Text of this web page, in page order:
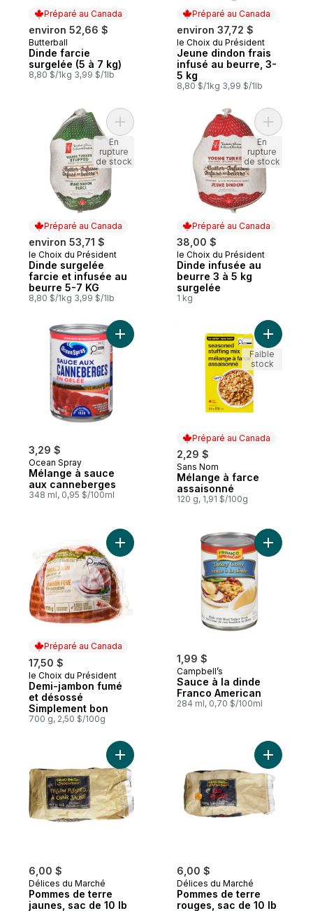
Préparé au Canada
environ 52,66 $
Préparé au Canada
Butterball
Dinde farcie
surgelée (5 à 7 kg)
8,80 $/1kg 3,99 $/1lb
Préparé au Canada
environ 37,72 $
Préparé au Canada
le Choix du Président
Jeune dindon frais
infusé au beurre, 3-
5 kg
8,80 $/1kg 3,99 $/1lb
Préparé au Canada
environ 53,71 $
Préparé au Canada
le Choix du Président
Dinde surgelée
farcie et infusée au
beurre 5-7 KG
8,80 $/1kg 3,99 $/1lb
Ajouter Dinde surgelée farcie et infusée
En
rupture
de stock
Préparé au Canada
38,00 $
Préparé au Canada
le Choix du Président
Dinde infusée au
beurre 3 à 5 kg
surgelée
1 kg
Ajouter
En
rupture
de stock
3,29 $
Ocean Spray
Mélange à sauce
aux canneberges
348 ml, 0,95 $/100ml
Ajouter Mélange à sauce aux
Préparé au Canada
2,29 $
Préparé au Canada
Sans Nom
Mélange à farce
assaisonné
120 g, 1,91 $/100g
Ajouter
Faible
stock
Préparé au Canada
17,50 $
Préparé au Canada
le Choix du Président
Demi-jambon fumé
et désossé
Simplement bon
700 g, 2,50 $/100g
Ajouter Demi-jambon fumé et désossé
1,99 $
Campbell’s
Sauce à la dinde
Franco American
284 ml, 0,70 $/100ml
Ajouter
6,00 $
Délices du Marché
Pommes de terre
jaunes, sac de 10 lb
Ajouter Pommes de terre jaunes, sac de
6,00 $
Délices du Marché
Pommes de terre
rouges, sac de 10 lb
Ajouter